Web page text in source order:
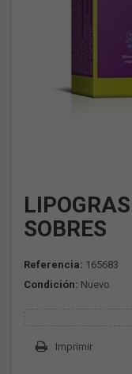
SOBRES
Referencia: 165683
Condición: Nuevo
Imprimir